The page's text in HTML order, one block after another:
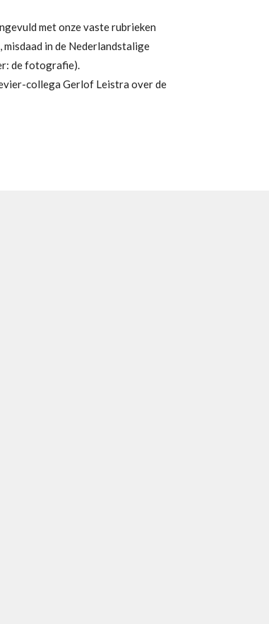
met onze vaste rubrieken
in de Nederlandstalige
de fotografie).
collega Gerlof Leistra over de